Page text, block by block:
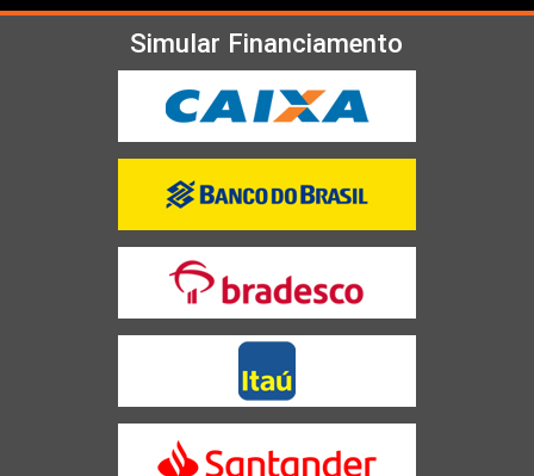
Simular Financiamento